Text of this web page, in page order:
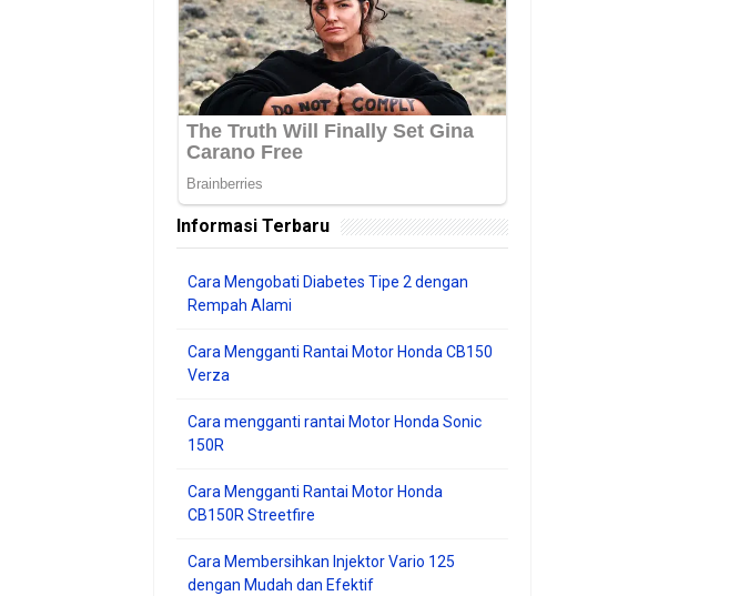
Informasi Terbaru
Cara Mengobati Diabetes Tipe 2 dengan
Rempah Alami
Cara Mengganti Rantai Motor Honda CB150
Verza
Cara mengganti rantai Motor Honda Sonic
150R
Cara Mengganti Rantai Motor Honda
CB150R Streetfire
Cara Membersihkan Injektor Vario 125
dengan Mudah dan Efektif